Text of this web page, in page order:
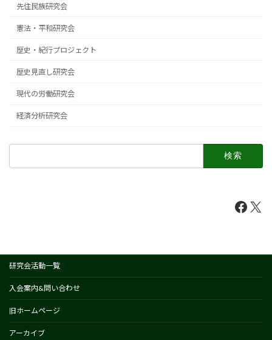
先住民族研究会
憲法・平和研究会
歴史・紀行プロジェクト
歴史見直し研究会
現代の労働研究会
経済分析研究会
X
研究会活動一覧
入会案内&問い合わせ
旧ホームページ
アーカイブ